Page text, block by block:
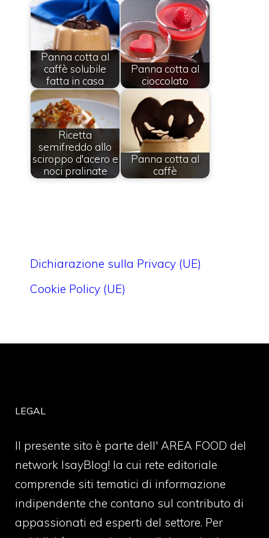
Panna cotta al
caffè solubile
fatta in casa
Panna cotta al
cioccolato
Ricetta
semifreddo allo
sciroppo d'acero e
noci pralinate
Panna cotta al
caffè
Dichiarazione sulla Privacy (UE)
Cookie Policy (UE)
LEGAL
Il presente sito è parte dell' AREA FOOD del
network IsayBlog! la cui rete editoriale
comprende siti tematici di informazione
indipendente che contano sul contributo di
appassionati ed esperti del settore. Per